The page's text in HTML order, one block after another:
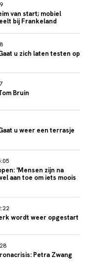
van start; mobiel
bij Frankeland
u zich laten testen op
Bruin
u weer een terrasje
'Mensen zijn na
aan toe om iets moois
wordt weer opgestart
Petra Zwang